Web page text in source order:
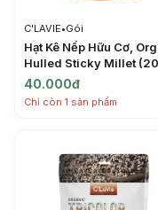
C'LAVIE•Gói
Hạt Kê Nếp Hữu Cơ,
Hulled Sticky Millet
- C'LAVIE
40.000đ
Chỉ còn 1 sản phẩm